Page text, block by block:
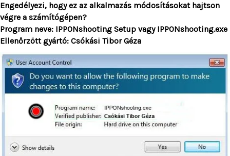
Engedélyezi, hogy ez az alkalmazás módosításokat hajtson
végre a számítógépen?
Program neve: IPPONshooting Setup vagy IPPONshooting.exe
Ellenőrzött gyártó: Csókási Tibor Géza